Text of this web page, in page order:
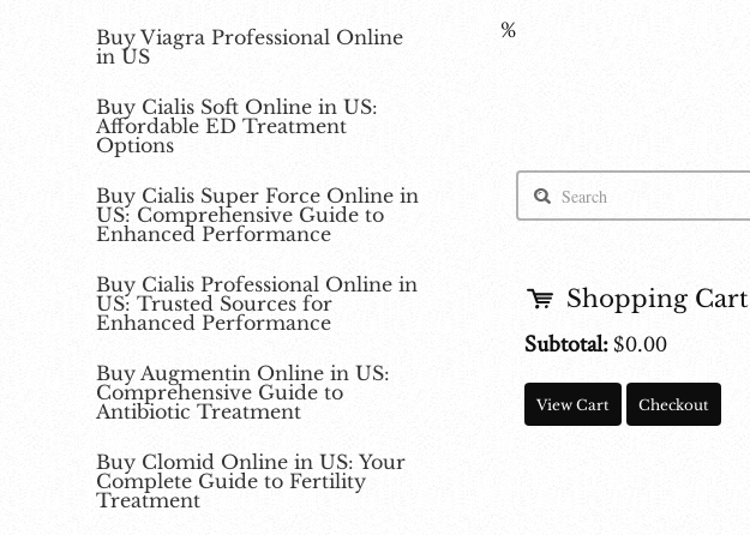
Buy Viagra Professional Online
in US
Buy Cialis Soft Online in US:
Affordable ED Treatment
Options
Buy Cialis Super Force Online in
US: Comprehensive Guide to
Enhanced Performance
Buy Cialis Professional Online in
US: Trusted Sources for
Enhanced Performance
Buy Augmentin Online in US:
Comprehensive Guide to
Antibiotic Treatment
Buy Clomid Online in US: Your
Complete Guide to Fertility
Treatment
%
Shopping Cart
Subtotal:$0.00
View Cart Checkout